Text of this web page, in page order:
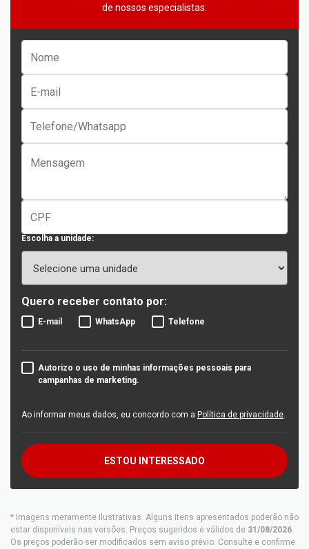
de nossos especialistas:
Escolha a unidade:
Quero receber contato por:
E-mail WhatsApp Telefone
Autorizo o uso de minhas informações pessoais para
campanhas de marketing.
Ao informar meus dados, eu concordo com a Política de privacidade.
ESTOU INTERESSADO
* Imagens meramente ilustrativas. Alguns itens apresentados poderão não
estar disponíveis nas versões. Preços sugeridos e válidos de 31/08/2026.
Os preços poderão ser modificados sem aviso prévio. Consulte e confirme